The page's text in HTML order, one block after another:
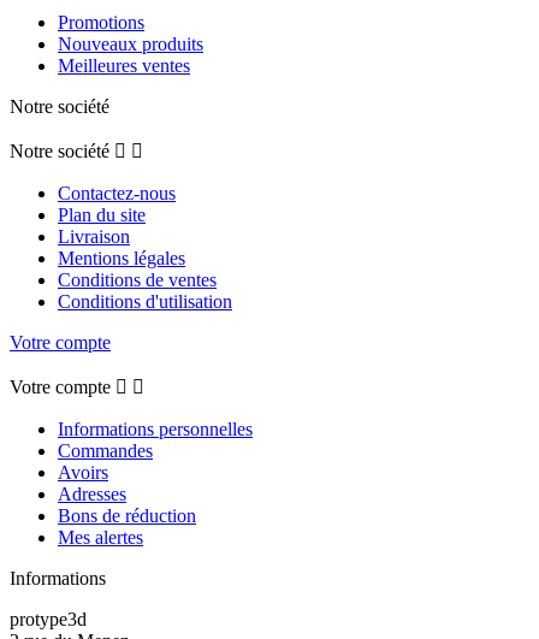
Promotions
Nouveaux produits
Meilleures ventes
Notre société
Notre société  
Contactez-nous
Plan du site
Livraison
Mentions légales
Conditions de ventes
Conditions d'utilisation
Votre compte
Votre compte  
Informations personnelles
Commandes
Avoirs
Adresses
Bons de réduction
Mes alertes
Informations
protype3d